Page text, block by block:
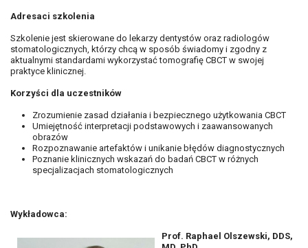
Adresaci szkolenia
Szkolenie jest skierowane do lekarzy dentystów oraz radiologów
stomatologicznych, którzy chcą w sposób świadomy i zgodny z
aktualnymi standardami wykorzystać tomografię CBCT w swojej
praktyce klinicznej.
Korzyści dla uczestników
Zrozumienie zasad działania i bezpiecznego użytkowania CBCT
Umiejętność interpretacji podstawowych i zaawansowanych
obrazów
Rozpoznawanie artefaktów i unikanie błędów diagnostycznych
Poznanie klinicznych wskazań do badań CBCT w różnych
specjalizacjach stomatologicznych
Wykładowca:
Prof. Raphael Olszewski, DDS,